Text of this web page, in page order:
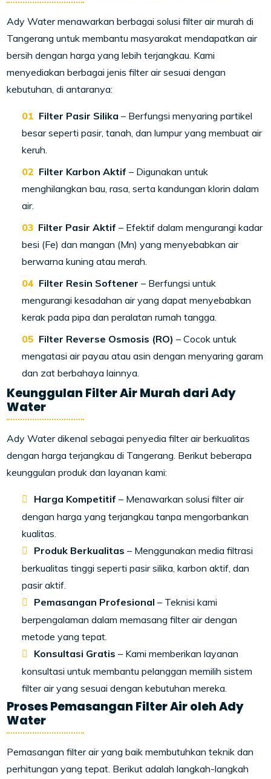
Ady Water menawarkan berbagai solusi filter air murah di
Tangerang untuk membantu masyarakat mendapatkan air
bersih dengan harga yang lebih terjangkau. Kami
menyediakan berbagai jenis filter air sesuai dengan
kebutuhan, di antaranya:
Filter Pasir Silika – Berfungsi menyaring partikel
besar seperti pasir, tanah, dan lumpur yang membuat air
keruh.
Filter Karbon Aktif – Digunakan untuk
menghilangkan bau, rasa, serta kandungan klorin dalam
air.
Filter Pasir Aktif – Efektif dalam mengurangi kadar
besi (Fe) dan mangan (Mn) yang menyebabkan air
berwarna kuning atau merah.
Filter Resin Softener – Berfungsi untuk
mengurangi kesadahan air yang dapat menyebabkan
kerak pada pipa dan peralatan rumah tangga.
Filter Reverse Osmosis (RO) – Cocok untuk
mengatasi air payau atau asin dengan menyaring garam
dan zat berbahaya lainnya.
Keunggulan Filter Air Murah dari Ady
Water
Ady Water dikenal sebagai penyedia filter air berkualitas
dengan harga terjangkau di Tangerang. Berikut beberapa
keunggulan produk dan layanan kami:
Harga Kompetitif – Menawarkan solusi filter air
dengan harga yang terjangkau tanpa mengorbankan
kualitas.
Produk Berkualitas – Menggunakan media filtrasi
berkualitas tinggi seperti pasir silika, karbon aktif, dan
pasir aktif.
Pemasangan Profesional – Teknisi kami
berpengalaman dalam memasang filter air dengan
metode yang tepat.
Konsultasi Gratis – Kami memberikan layanan
konsultasi untuk membantu pelanggan memilih sistem
filter air yang sesuai dengan kebutuhan mereka.
Proses Pemasangan Filter Air oleh Ady
Water
Pemasangan filter air yang baik membutuhkan teknik dan
perhitungan yang tepat. Berikut adalah langkah-langkah